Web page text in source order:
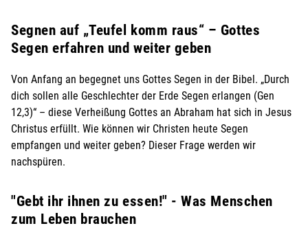
Segnen auf „Teufel komm raus“ – Gottes
Segen erfahren und weiter geben
Von Anfang an begegnet uns Gottes Segen in der Bibel. „Durch
dich sollen alle Geschlechter der Erde Segen erlangen (Gen
12,3)“ – diese Verheißung Gottes an Abraham hat sich in Jesus
Christus erfüllt. Wie können wir Christen heute Segen
empfangen und weiter geben? Dieser Frage werden wir
nachspüren.
"Gebt ihr ihnen zu essen!" - Was Menschen
zum Leben brauchen